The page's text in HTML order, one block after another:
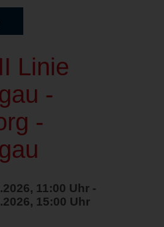
Linie
-
-
11:00 Uhr -
15:00 Uhr